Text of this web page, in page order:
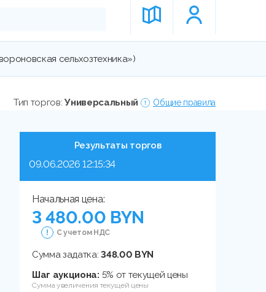
сельхозтехника»)
Тип торгов:Универсальный Общие правила
Результаты торгов
09.06.2026 12:15:34
Начальная цена:
3 480.00 BYN
С учетом НДС
Сумма задатка:348.00 BYN
Шаг аукциона: 5% от текущей цены
Сумма увеличения текущей цены